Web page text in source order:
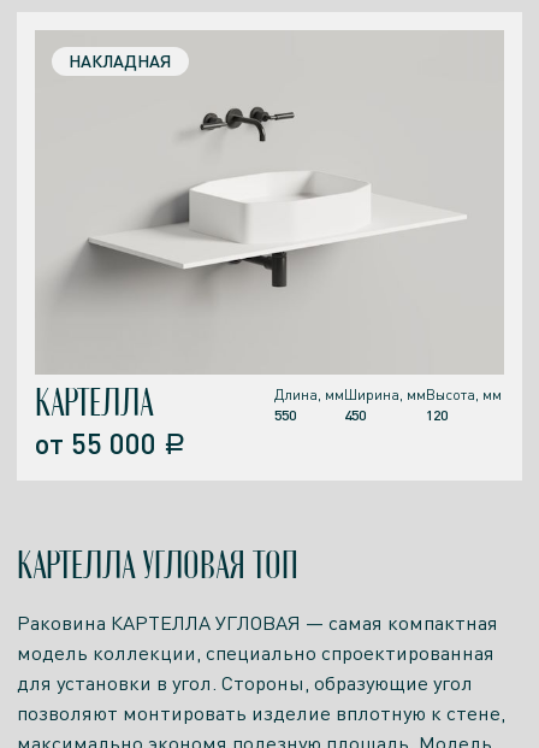
НАКЛАДНАЯ
Длина, мм
550
Ширина, мм
450
Высота, мм
120
КАРТЕЛЛА
от 55 000 a
КАРТЕЛЛА УГЛОВАЯ ТОП
Раковина КАРТЕЛЛА УГЛОВАЯ — самая компактная
модель коллекции, специально спроектированная
для установки в угол. Стороны, образующие угол
позволяют монтировать изделие вплотную к стене,